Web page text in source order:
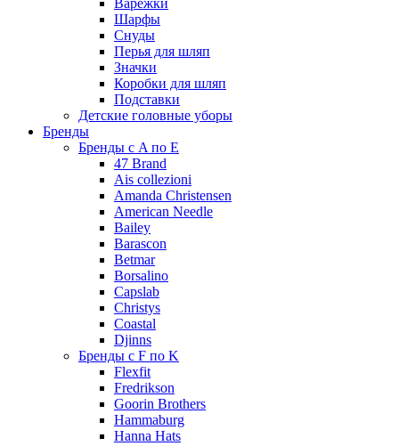
Варежки
Шарфы
Снуды
Перья для шляп
Значки
Коробки для шляп
Подставки
Детские головные уборы
Бренды
Бренды с A по E
47 Brand
Ais collezioni
Amanda Christensen
American Needle
Bailey
Barascon
Betmar
Borsalino
Capslab
Christys
Coastal
Djinns
Бренды с F по K
Flexfit
Fredrikson
Goorin Brothers
Hammaburg
Hanna Hats